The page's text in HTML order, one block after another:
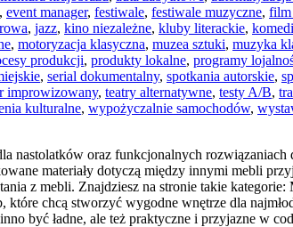
, event manager, festiwale, festiwale muzyczne, film
, jazz, kino niezależne, kluby literackie,
, motoryzacja klasyczna, muzea sztuki, muzyka
produkcji, produkty lokalne, programy
, serial dokumentalny, spotkania autorskie,
improwizowany, teatry alternatywne, testy A/B,
kulturalne, wypożyczalnie samochodów,
oraz funkcjonalnych rozwiązaniach
materiały dotyczą między innymi mebli
z mebli. Znajdziesz na stronie takie kategorie:
chcą stworzyć wygodne wnętrze dla
być ładne, ale też praktyczne i przyjazne w